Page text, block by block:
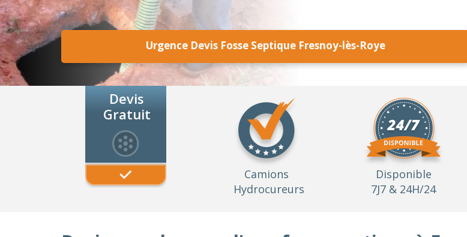
Urgence Devis Fosse Septique Fresnoy-lès-Roye
Devis
Gratuit
Camions
Hydrocureurs
Disponible
7J7 & 24H/24